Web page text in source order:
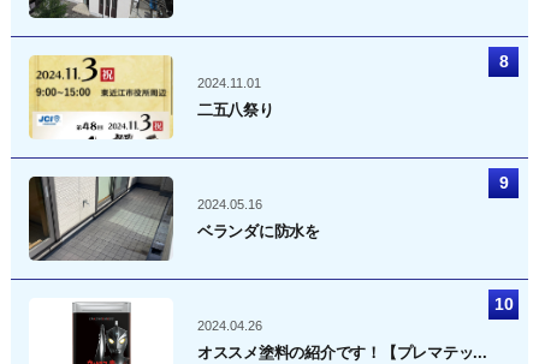
2024.11.01
二五八祭り
2024.05.16
ベランダに防水を
2024.04.26
オススメ塗料の紹介です！【プレマテッ...